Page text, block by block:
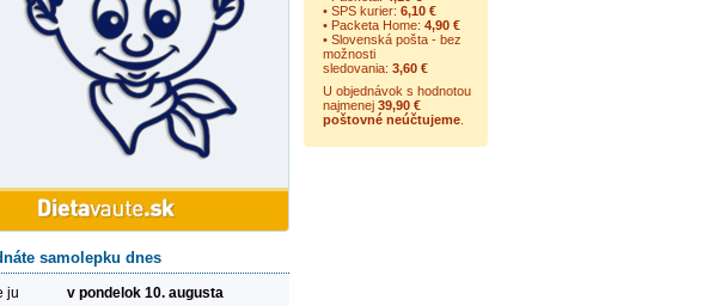
samolepku dnes
ju
v pondelok 10. augusta
• SPS kurier: 6,10 €
• Packeta Home: 4,90 €
• Slovenská pošta - bez
možnosti
sledovania: 3,60 €
U objednávok s hodnotou
najmenej 39,90 €
poštovné neúčtujeme.